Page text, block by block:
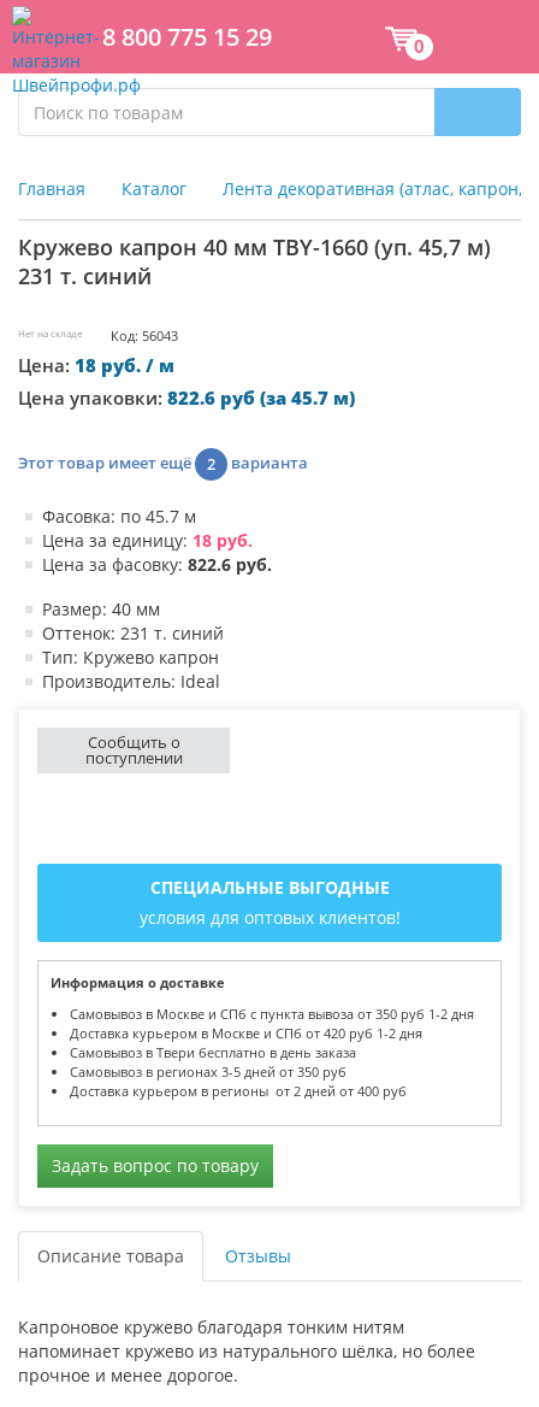
8 800 775 15 29 0
Главная Каталог Лента декоративная (атлас, капрон,
Кружево капрон 40 мм TBY-1660 (уп. 45,7 м)
231 т. синий
Нет на складе Код: 56043
Цена: 18 руб. / м
Цена упаковки: 822.6 руб (за 45.7 м)
Этот товар имеет ещё 2 варианта
Фасовка: по 45.7 м
Цена за единицу: 18 руб.
Цена за фасовку: 822.6 руб.
Размер: 40 мм
Оттенок: 231 т. синий
Тип: Кружево капрон
Производитель: Ideal
Сообщить о
поступлении
СПЕЦИАЛЬНЫЕ ВЫГОДНЫЕ
условия для оптовых клиентов!
Информация о доставке
Самовывоз в Москве и СПб с пункта вывоза от 350 руб 1-2 дня
Доставка курьером в Москве и СПб от 420 руб 1-2 дня
Самовывоз в Твери бесплатно в день заказа
Самовывоз в регионах 3-5 дней от 350 руб
Доставка курьером в регионы от 2 дней от 400 руб
Задать вопрос по товару
Описание товара Отзывы
Капроновое кружево благодаря тонким нитям
напоминает кружево из натурального шёлка, но более
прочное и менее дорогое.